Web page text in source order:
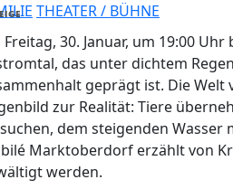
THEATER / BÜHNE
Freitag, 30. Januar, um 19:00
das unter dichtem
geprägt ist. Die Welt
zur Realität: Tiere
dem steigenden
Marktoberdorf erzählt von
werden.